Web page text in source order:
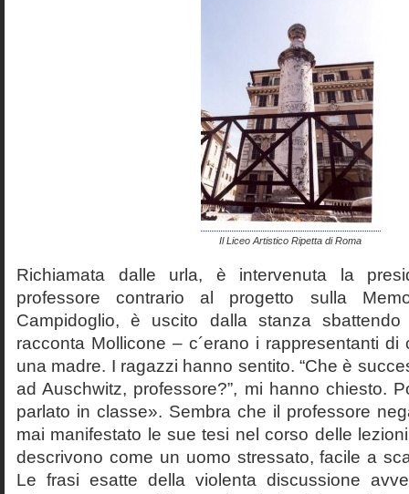
Il Liceo Artistico Ripetta di Roma
Richiamata dalle urla, è intervenuta la
professore contrario al progetto sulla
Campidoglio, è uscito dalla stanza
racconta Mollicone – c´erano i rappresentanti
una madre. I ragazzi hanno sentito. “Che è
ad Auschwitz, professore?”, mi hanno chiesto.
parlato in classe». Sembra che il professore
mai manifestato le sue tesi nel corso delle
descrivono come un uomo stressato, facile a
Le frasi esatte della violenta discussione